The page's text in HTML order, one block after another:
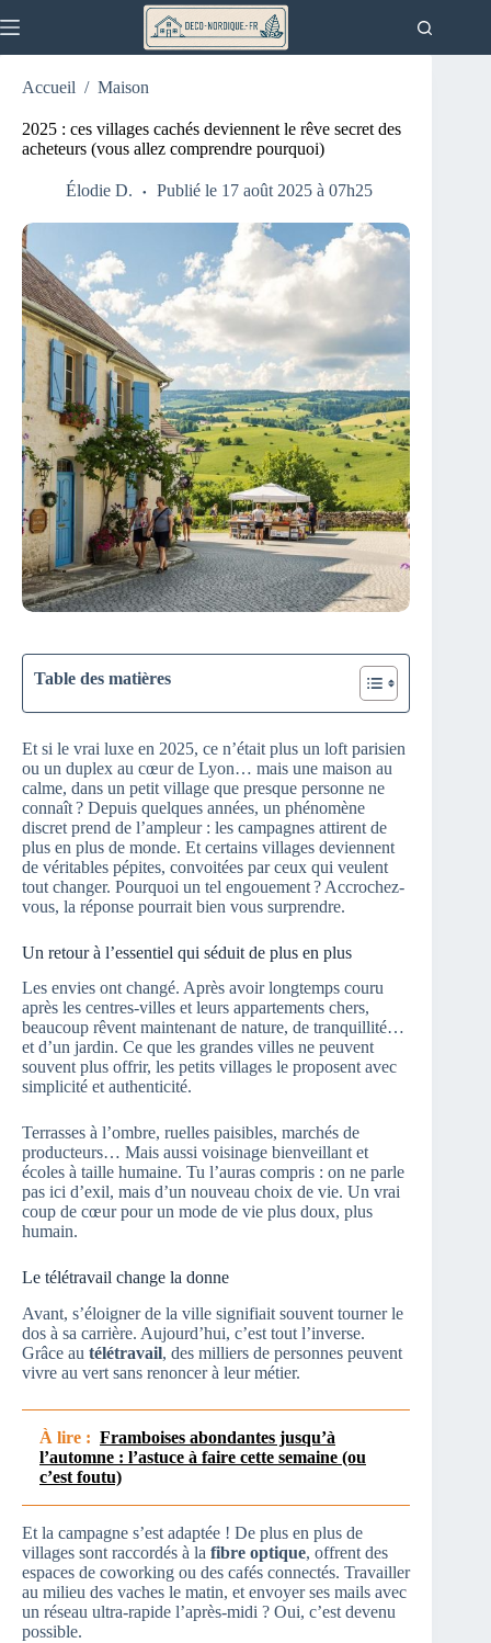
au
Accueil / Maison
2025 : ces villages cachés deviennent le rêve secret des
acheteurs (vous allez comprendre pourquoi)
Élodie D. Publié le 17 août 2025 à 07h25
Table des matières
Et si le vrai luxe en 2025, ce n’était plus un loft parisien
ou un duplex au cœur de Lyon… mais une maison au
calme, dans un petit village que presque personne ne
connaît ? Depuis quelques années, un phénomène
discret prend de l’ampleur : les campagnes attirent de
plus en plus de monde. Et certains villages deviennent
de véritables pépites, convoitées par ceux qui veulent
tout changer. Pourquoi un tel engouement ? Accrochez-
vous, la réponse pourrait bien vous surprendre.
Un retour à l’essentiel qui séduit de plus en plus
Les envies ont changé. Après avoir longtemps couru
après les centres-villes et leurs appartements chers,
beaucoup rêvent maintenant de nature, de tranquillité…
et d’un jardin. Ce que les grandes villes ne peuvent
souvent plus offrir, les petits villages le proposent avec
simplicité et authenticité.
Terrasses à l’ombre, ruelles paisibles, marchés de
producteurs… Mais aussi voisinage bienveillant et
écoles à taille humaine. Tu l’auras compris : on ne parle
pas ici d’exil, mais d’un nouveau choix de vie. Un vrai
coup de cœur pour un mode de vie plus doux, plus
humain.
Le télétravail change la donne
Avant, s’éloigner de la ville signifiait souvent tourner le
dos à sa carrière. Aujourd’hui, c’est tout l’inverse.
Grâce au télétravail, des milliers de personnes peuvent
vivre au vert sans renoncer à leur métier.
À lire : Framboises abondantes jusqu’à
l’automne : l’astuce à faire cette semaine (ou
c’est foutu)
Et la campagne s’est adaptée ! De plus en plus de
villages sont raccordés à la fibre optique, offrent des
espaces de coworking ou des cafés connectés. Travailler
au milieu des vaches le matin, et envoyer ses mails avec
un réseau ultra-rapide l’après-midi ? Oui, c’est devenu
possible.